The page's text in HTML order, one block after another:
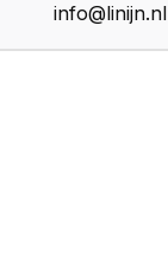
info@linijn.nl